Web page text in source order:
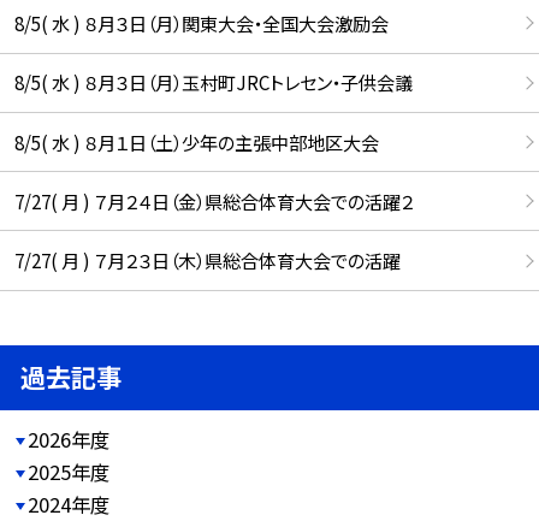
8/5( 水 ) ８月３日（月）関東大会・全国大会激励会
8/5( 水 ) ８月３日（月）玉村町JRCトレセン・子供会議
8/5( 水 ) ８月１日（土）少年の主張中部地区大会
7/27( 月 ) ７月２４日（金）県総合体育大会での活躍２
7/27( 月 ) ７月２３日（木）県総合体育大会での活躍
過去記事
2026年度
2025年度
2024年度